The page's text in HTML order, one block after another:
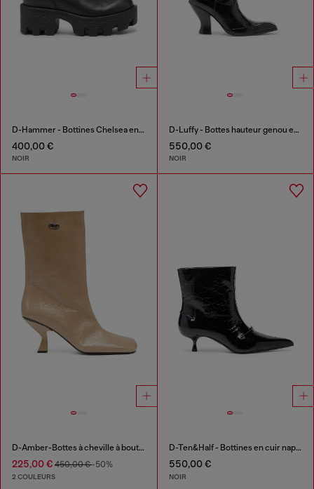
D-Hammer - Bottines Chelsea en cuir avec semelle crantée
400,00 €
NOIR
D-Luffy - Bottes hauteur genou en cuir verni
550,00 €
NOIR
D-Amber-Bottes à cheville à bout carré couleur avec effet naplak
225,00 € 450,00 €-50%
2 COULEURS
D-Ten&Half - Bottines en cuir naplak
550,00 €
NOIR